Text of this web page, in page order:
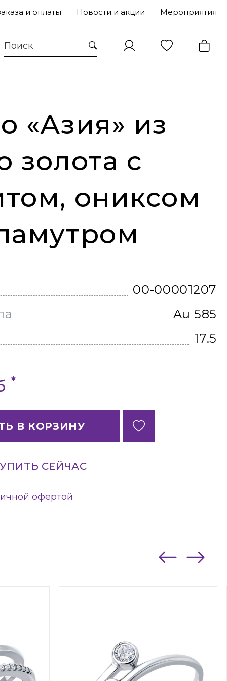
и оплаты Новости и акции Мероприятия
«Азия» из
золота с
ониксом
00-00001207
Au 585
17.5
*
В КОРЗИНУ
СЕЙЧАС
офертой